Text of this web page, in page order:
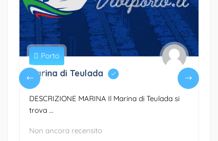
Porto
Marina di Teulada
DESCRIZIONE MARINA Il Marina di Teulada si
trova ...
Non ancora recensito